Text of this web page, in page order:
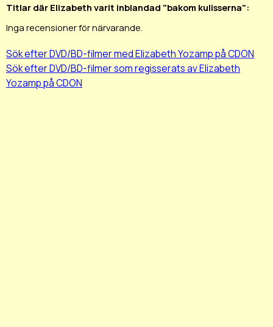
Titlar där Elizabeth varit inblandad "bakom kulisserna":
Inga recensioner för närvarande.
Sök efter DVD/BD-filmer med Elizabeth Yozamp på CDON
Sök efter DVD/BD-filmer som regisserats av Elizabeth
Yozamp på CDON